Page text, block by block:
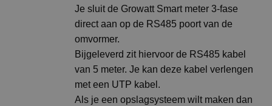
Je sluit de Growatt Smart meter 3-fase
direct aan op de RS485 poort van de
omvormer.
Bijgeleverd zit hiervoor de RS485 kabel
van 5 meter. Je kan deze kabel verlengen
met een UTP kabel.
Als je een opslagsysteem wilt maken dan